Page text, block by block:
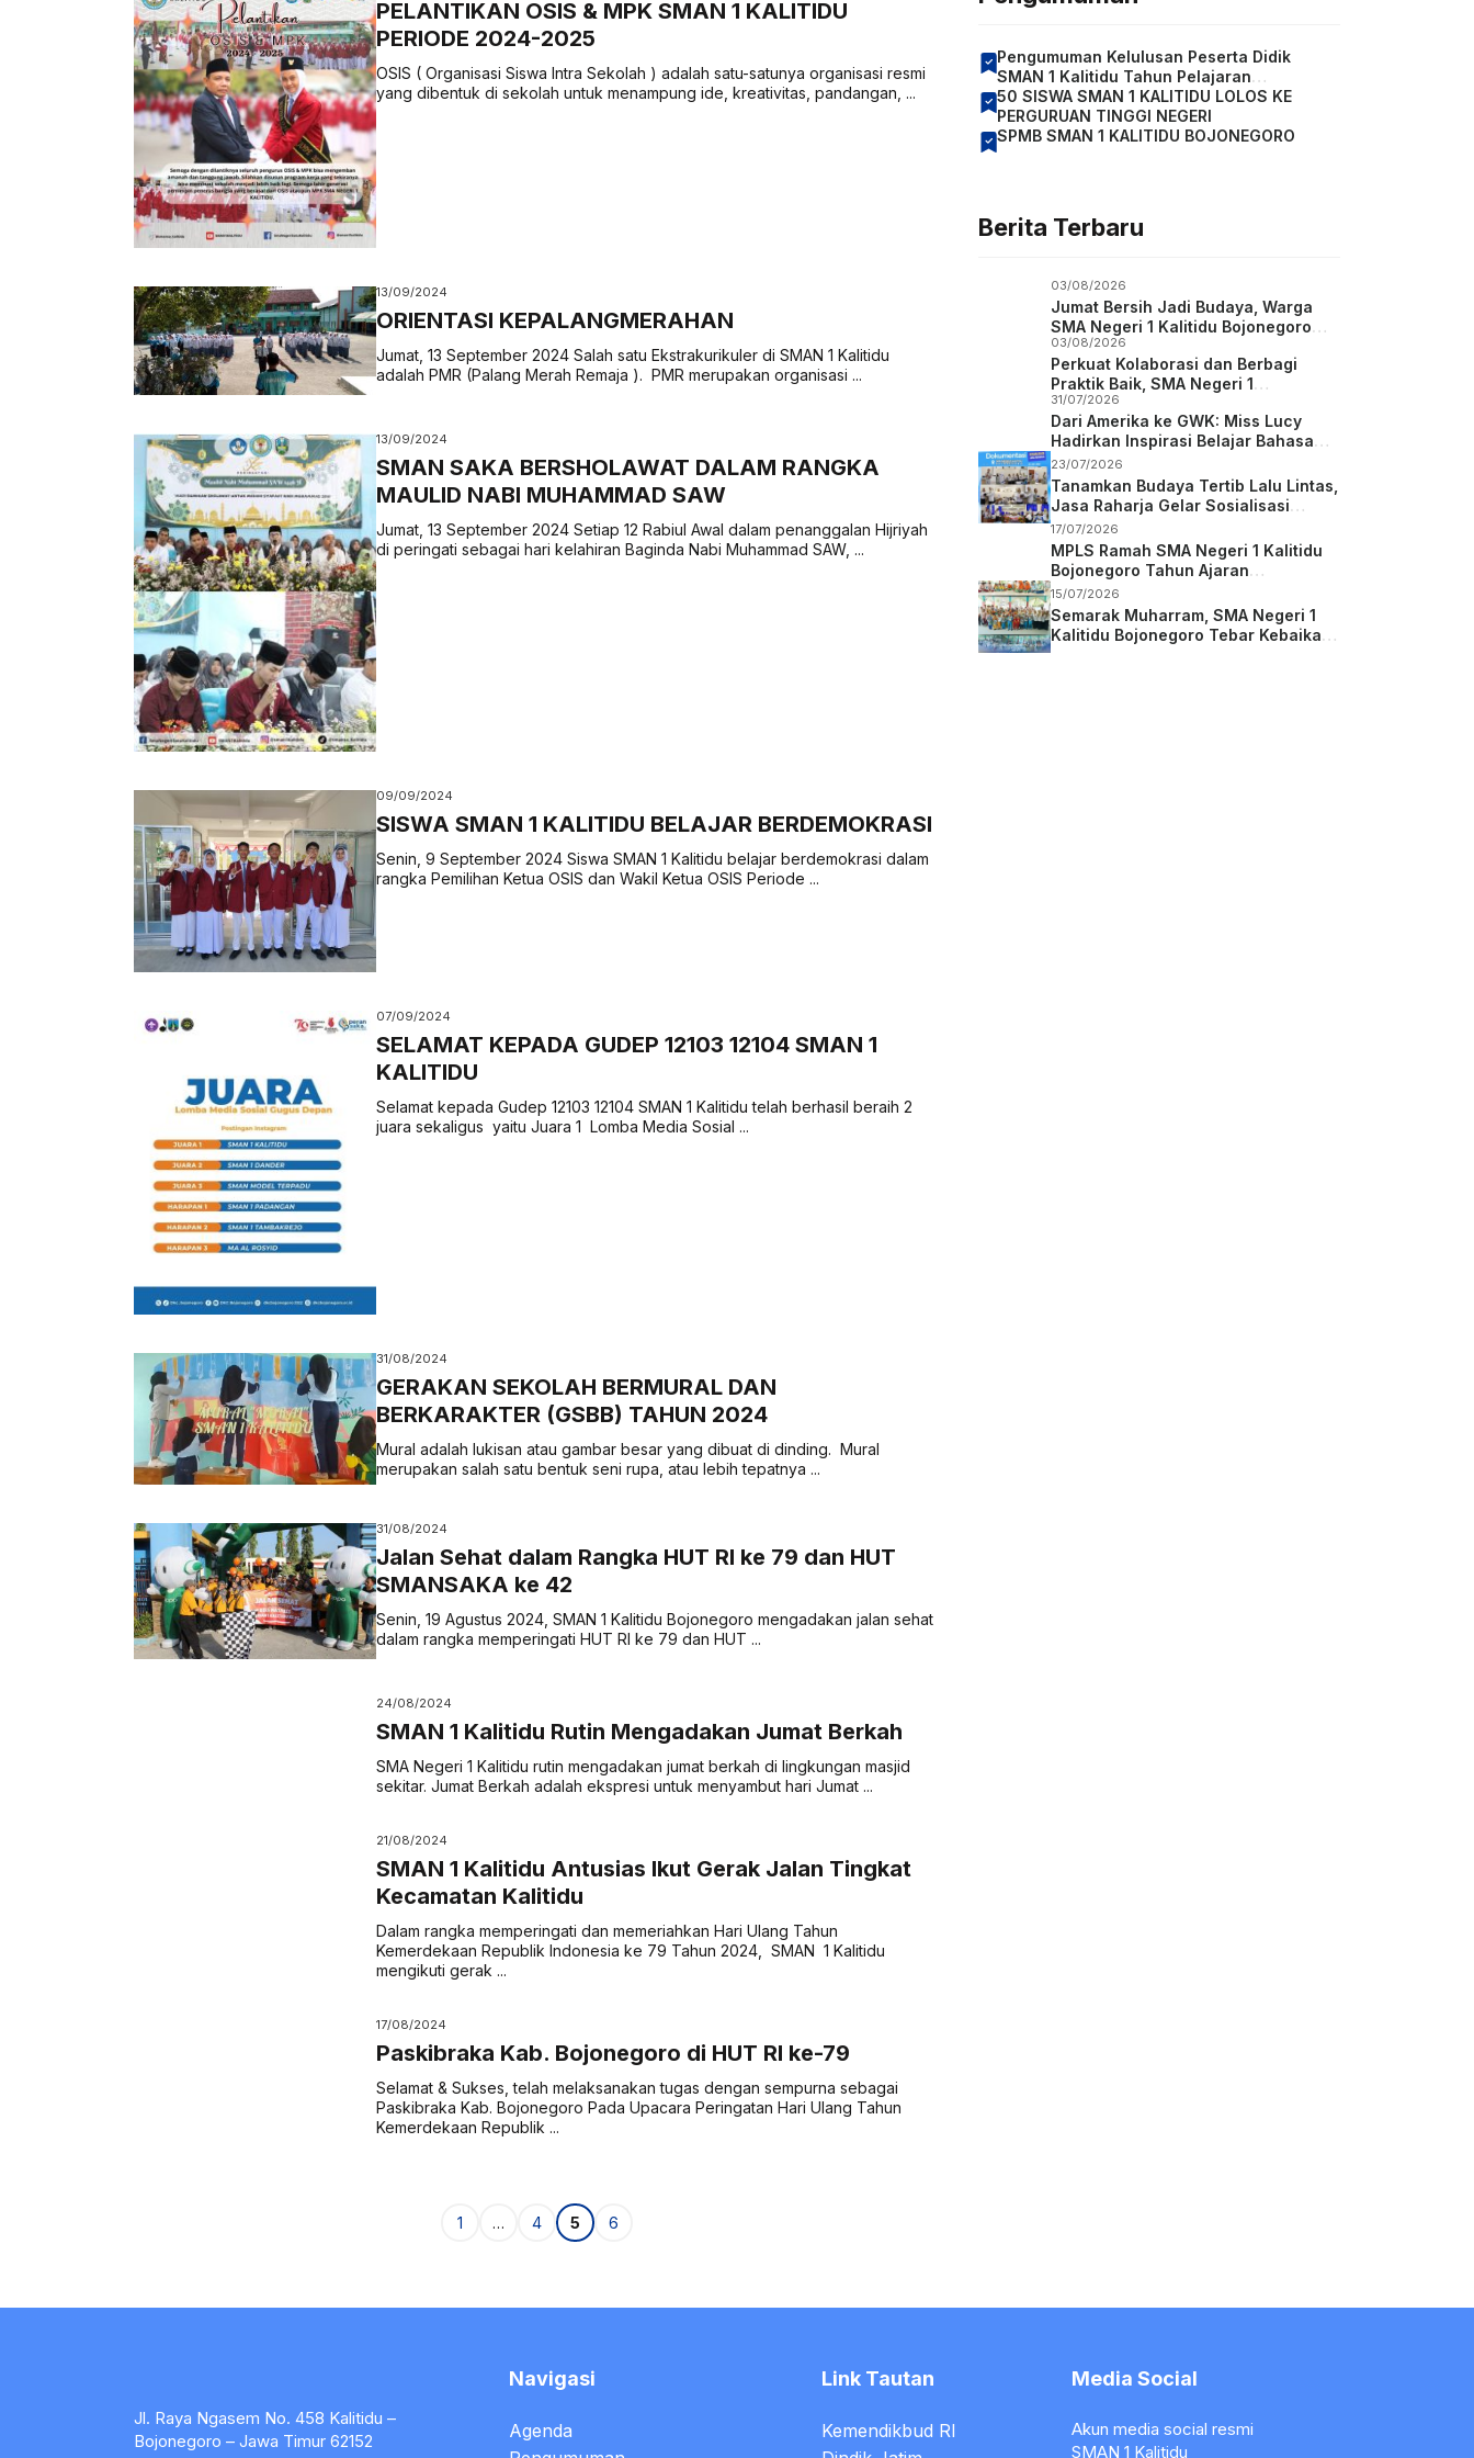
PELANTIKAN OSIS & MPK SMAN 1 KALITIDU
PERIODE 2024-2025
OSIS ( Organisasi Siswa Intra Sekolah ) adalah satu-satunya organisasi resmi
yang dibentuk di sekolah untuk menampung ide, kreativitas, pandangan, ...
13/09/2024
ORIENTASI KEPALANGMERAHAN
Jumat, 13 September 2024 Salah satu Ekstrakurikuler di SMAN 1 Kalitidu
adalah PMR (Palang Merah Remaja ). PMR merupakan organisasi ...
13/09/2024
SMAN SAKA BERSHOLAWAT DALAM RANGKA
MAULID NABI MUHAMMAD SAW
Jumat, 13 September 2024 Setiap 12 Rabiul Awal dalam penanggalan Hijriyah
di peringati sebagai hari kelahiran Baginda Nabi Muhammad SAW, ...
09/09/2024
SISWA SMAN 1 KALITIDU BELAJAR BERDEMOKRASI
Senin, 9 September 2024 Siswa SMAN 1 Kalitidu belajar berdemokrasi dalam
rangka Pemilihan Ketua OSIS dan Wakil Ketua OSIS Periode ...
07/09/2024
SELAMAT KEPADA GUDEP 12103 12104 SMAN 1
KALITIDU
Selamat kepada Gudep 12103 12104 SMAN 1 Kalitidu telah berhasil beraih 2
juara sekaligus yaitu Juara 1 Lomba Media Sosial ...
31/08/2024
GERAKAN SEKOLAH BERMURAL DAN
BERKARAKTER (GSBB) TAHUN 2024
Mural adalah lukisan atau gambar besar yang dibuat di dinding. Mural
merupakan salah satu bentuk seni rupa, atau lebih tepatnya ...
31/08/2024
Jalan Sehat dalam Rangka HUT RI ke 79 dan HUT
SMANSAKA ke 42
Senin, 19 Agustus 2024, SMAN 1 Kalitidu Bojonegoro mengadakan jalan sehat
dalam rangka memperingati HUT RI ke 79 dan HUT ...
24/08/2024
SMAN 1 Kalitidu Rutin Mengadakan Jumat Berkah
SMA Negeri 1 Kalitidu rutin mengadakan jumat berkah di lingkungan masjid
sekitar. Jumat Berkah adalah ekspresi untuk menyambut hari Jumat ...
21/08/2024
SMAN 1 Kalitidu Antusias Ikut Gerak Jalan Tingkat
Kecamatan Kalitidu
Dalam rangka memperingati dan memeriahkan Hari Ulang Tahun
Kemerdekaan Republik Indonesia ke 79 Tahun 2024, SMAN 1 Kalitidu
mengikuti gerak ...
17/08/2024
Paskibraka Kab. Bojonegoro di HUT RI ke-79
Selamat & Sukses, telah melaksanakan tugas dengan sempurna sebagai
Paskibraka Kab. Bojonegoro Pada Upacara Peringatan Hari Ulang Tahun
Kemerdekaan Republik ...
Page
1 … Page
4 Page
5 Page
6
Pengumuman Kelulusan Peserta Didik
SMAN 1 Kalitidu Tahun Pelajaran
2026/2027
50 SISWA SMAN 1 KALITIDU LOLOS KE
PERGURUAN TINGGI NEGERI
SPMB SMAN 1 KALITIDU BOJONEGORO
Berita Terbaru
03/08/2026
Jumat Bersih Jadi Budaya, Warga
SMA Negeri 1 Kalitidu Bojonegoro
Bersatu Wujudkan Sekolah Hijau dan
Asri
03/08/2026
Perkuat Kolaborasi dan Berbagi
Praktik Baik, SMA Negeri 1
Karanggede Boyolali Studi Tiru ke
SMA Negeri 1 Kalitidu Bojonegoro
31/07/2026
Dari Amerika ke GWK: Miss Lucy
Hadirkan Inspirasi Belajar Bahasa
Inggris bagi Siswa SMA Negeri 1
Kalitidu
23/07/2026
Tanamkan Budaya Tertib Lalu Lintas,
Jasa Raharja Gelar Sosialisasi
Keselamatan Berkendara di SMAN 1
Kalitidu Bojonegoro
17/07/2026
MPLS Ramah SMA Negeri 1 Kalitidu
Bojonegoro Tahun Ajaran
2026/2027
15/07/2026
Semarak Muharram, SMA Negeri 1
Kalitidu Bojonegoro Tebar Kebaikan
Jl. Raya Ngasem No. 458 Kalitidu –
Bojonegoro – Jawa Timur 62152
Navigasi
Agenda
Link Tautan
Kemendikbud RI
Media Social
Akun media social resmi
SMAN 1 Kalitidu